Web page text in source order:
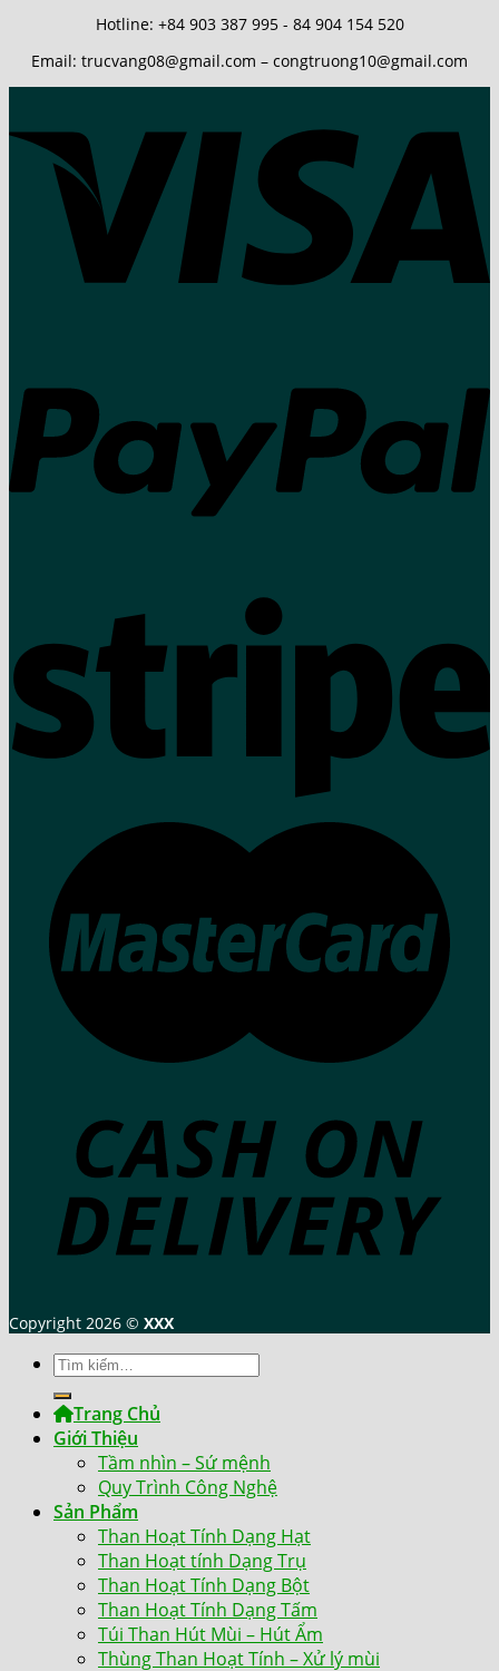
Hotline: +84 903 387 995 - 84 904 154 520
Email: trucvang08@gmail.com – congtruong10@gmail.com
Copyright 2026 © XXX
Tìm
kiếm:
Trang Chủ
Giới Thiệu
Tầm nhìn – Sứ mệnh
Quy Trình Công Nghệ
Sản Phẩm
Than Hoạt Tính Dạng Hạt
Than Hoạt tính Dạng Trụ
Than Hoạt Tính Dạng Bột
Than Hoạt Tính Dạng Tấm
Túi Than Hút Mùi – Hút Ẩm
Thùng Than Hoạt Tính – Xử lý mùi